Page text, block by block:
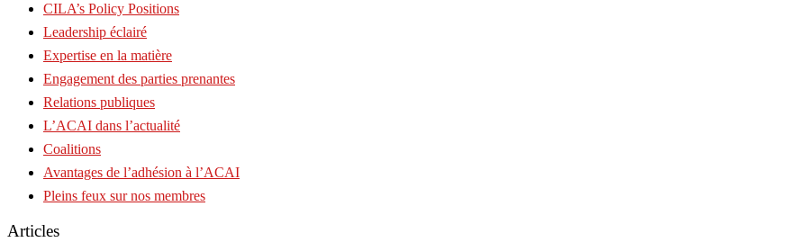
CILA’s Policy Positions
Leadership éclairé
Expertise en la matière
Engagement des parties prenantes
Relations publiques
L’ACAI dans l’actualité
Coalitions
Avantages de l’adhésion à l’ACAI
Pleins feux sur nos membres
Articles